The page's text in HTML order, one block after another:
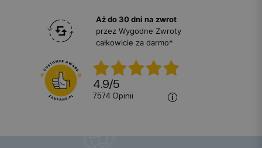
Aż do 30 dni na zwrot
przez Wygodne Zwroty
całkowicie za darmo*
4.9/5
7574 opinii